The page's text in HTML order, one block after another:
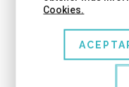
web no era el
cambiado
directo del
Cookies.